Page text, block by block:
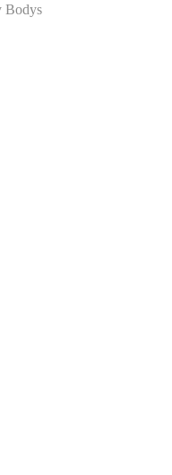
Bodys